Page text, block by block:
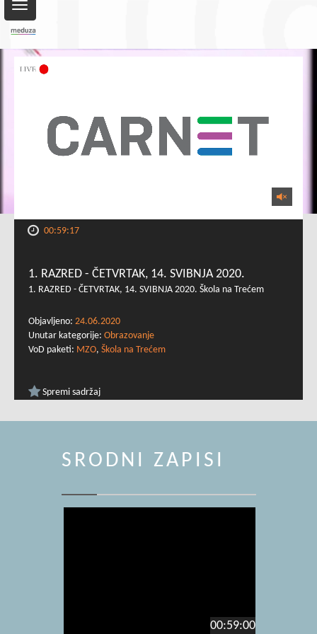
Toggle
navigation
00:59:17
1. RAZRED - ČETVRTAK, 14. SVIBNJA 2020.
1. RAZRED - ČETVRTAK, 14. SVIBNJA 2020. Škola na Trećem
Objavljeno: 24.06.2020
Unutar kategorije: Obrazovanje
VoD paketi: MZO, Škola na Trećem
Spremi sadržaj
SRODNI ZAPISI
00:59:00